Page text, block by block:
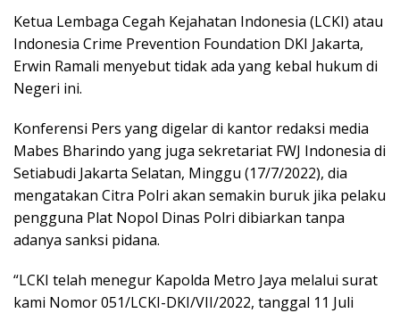
Ketua Lembaga Cegah Kejahatan Indonesia (LCKI) atau
Indonesia Crime Prevention Foundation DKI Jakarta,
Erwin Ramali menyebut tidak ada yang kebal hukum di
Negeri ini.
Konferensi Pers yang digelar di kantor redaksi media
Mabes Bharindo yang juga sekretariat FWJ Indonesia di
Setiabudi Jakarta Selatan, Minggu (17/7/2022), dia
mengatakan Citra Polri akan semakin buruk jika pelaku
pengguna Plat Nopol Dinas Polri dibiarkan tanpa
adanya sanksi pidana.
“LCKI telah menegur Kapolda Metro Jaya melalui surat
kami Nomor 051/LCKI-DKI/VII/2022, tanggal 11 Juli